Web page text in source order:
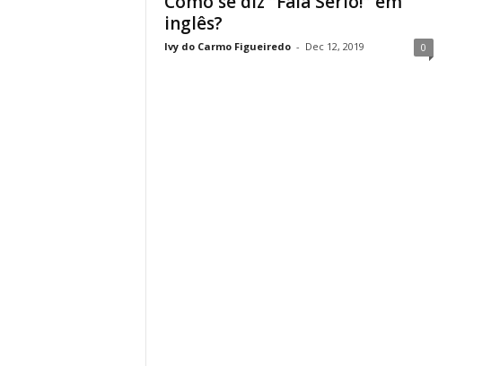
inglês?
Ivy do Carmo Figueiredo - Dec 12, 2019 0